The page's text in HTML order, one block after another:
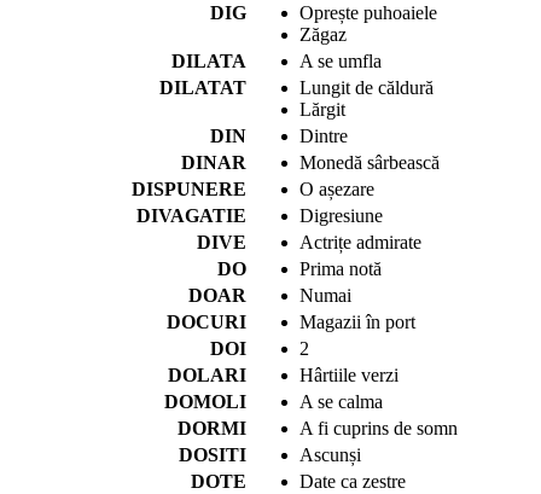
DIG
Oprește puhoaiele
Zăgaz
DILATA
A se umfla
DILATAT
Lungit de căldură
Lărgit
DIN
Dintre
DINAR
Monedă sârbească
DISPUNERE
O așezare
DIVAGATIE
Digresiune
DIVE
Actrițe admirate
DO
Prima notă
DOAR
Numai
DOCURI
Magazii în port
DOI
2
DOLARI
Hârtiile verzi
DOMOLI
A se calma
DORMI
A fi cuprins de somn
DOSITI
Ascunși
DOTE
Date ca zestre